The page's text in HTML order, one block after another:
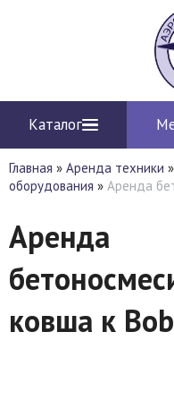
Каталог
Главная » Аренда техники »
оборудования » Аренда
Аренда
ковша к